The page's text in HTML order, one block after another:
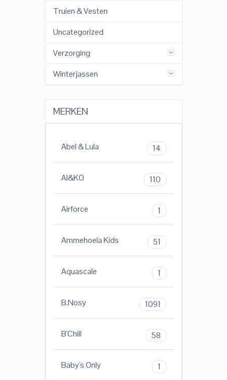
Truien & Vesten
Uncategorized
Verzorging
Winterjassen
MERKEN
Abel & Lula 14
AI&KO 110
Airforce 1
Ammehoela Kids 51
Aquascale 1
B.Nosy 1091
B'Chill 58
Baby's Only 1